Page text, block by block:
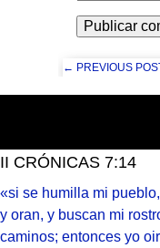
← PREVIOUS
II CRÓNICAS 7:14
«si se humilla mi
y oran, y buscan mi
caminos; entonces yo